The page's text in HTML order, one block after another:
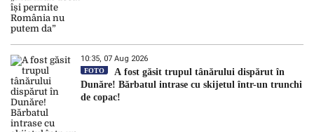
10:35, 07 Aug 2026
FOTO
A fost găsit trupul tânărului dispărut în
Dunăre! Bărbatul intrase cu skijetul într-un trunchi
de copac!